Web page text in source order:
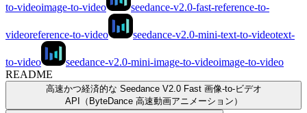
to-videoimage-to-video seedance-v2.0-fast-reference-to-
videoreference-to-video seedance-v2.0-mini-text-to-videotext-
to-video seedance-v2.0-mini-image-to-videoimage-to-video
README
高速かつ経済的な Seedance V2.0 Fast 画像-to-ビデオ
API（ByteDance 高速動画アニメーション）